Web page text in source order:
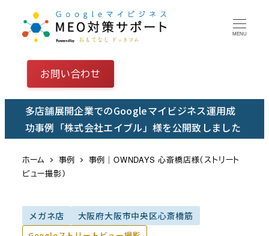
テ
MENU
お問い合わせ
多店舗展開企業でのGoogleマイビジネス運用成
功事例「株式会社エイブル」様を公開致しました
ホーム 事例
事例｜OWNDAYS 心斎橋店様（ストリート
ビュー撮影）
メガネ店 大阪府大阪市中央区心斎橋筋